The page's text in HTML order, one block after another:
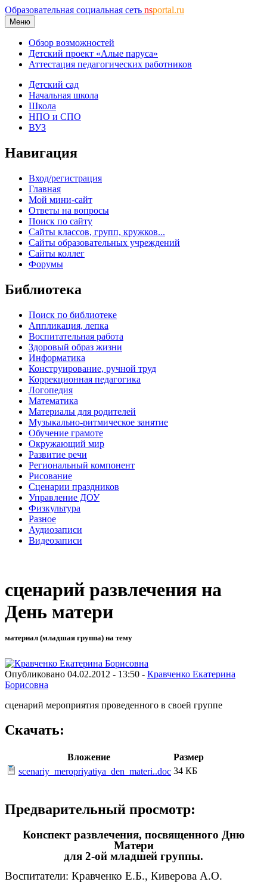
Образовательная социальная сеть nsportal.ru
Меню
Обзор возможностей
Детский проект «Алые паруса»
Аттестация педагогических работников
Детский сад
Начальная школа
Школа
НПО и СПО
ВУЗ
Навигация
Вход/регистрация
Главная
Мой мини-сайт
Ответы на вопросы
Поиск по сайту
Сайты классов, групп, кружков...
Сайты образовательных учреждений
Сайты коллег
Форумы
Библиотека
Поиск по библиотеке
Аппликация, лепка
Воспитательная работа
Здоровый образ жизни
Информатика
Конструирование, ручной труд
Коррекционная педагогика
Логопедия
Математика
Материалы для родителей
Музыкально-ритмическое занятие
Обучение грамоте
Окружающий мир
Развитие речи
Региональный компонент
Рисование
Сценарии праздников
Управление ДОУ
Физкультура
Разное
Аудиозаписи
Видеозаписи
сценарий развлечения на
День матери
материал (младшая группа) на тему
Опубликовано 04.02.2012 - 13:50 - Кравченко Екатерина
Борисовна
сценарий мероприятия проведенного в своей группе
Скачать:
Вложение
Размер
scenariy_meropriyatiya_den_materi..doc 34 КБ
Предварительный просмотр:
Конспект развлечения, посвященного Дню
Матери
для 2-ой младшей группы.
Воспитатели: Кравченко Е.Б., Киверова А.О.